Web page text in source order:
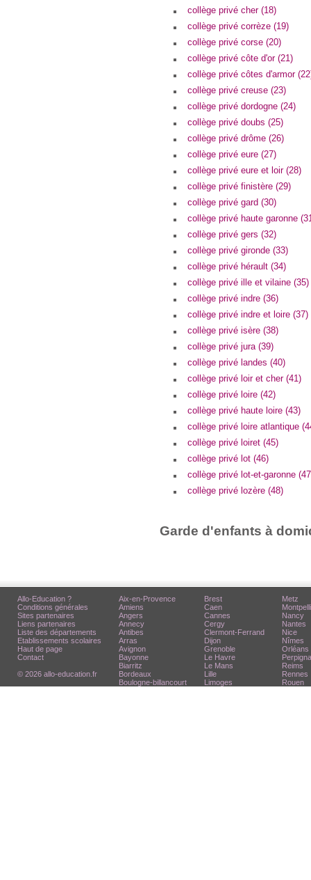
collège privé cher (18)
collège privé corrèze (19)
collège privé corse (20)
collège privé côte d'or (21)
collège privé côtes d'armor
collège privé creuse (23)
collège privé dordogne (24)
collège privé doubs (25)
collège privé drôme (26)
collège privé eure (27)
collège privé eure et loir (28)
collège privé finistère (29)
collège privé gard (30)
collège privé haute garonne
collège privé gers (32)
collège privé gironde (33)
collège privé hérault (34)
collège privé ille et vilaine (35)
collège privé indre (36)
collège privé indre et loire (37)
collège privé isère (38)
collège privé jura (39)
collège privé landes (40)
collège privé loir et cher (41)
collège privé loire (42)
collège privé haute loire (43)
collège privé loire atlantique
collège privé loiret (45)
collège privé lot (46)
collège privé lot-et-garonne
collège privé lozère (48)
Garde d'enfants à
Allo-Education ?
Conditions générales
Sites partenaires
Liens partenaires
Liste des départements
Etablissements scolaires
Haut de page
Contact
© 2026 allo-education.fr
Aix-en-Provence
Amiens
Angers
Annecy
Antibes
Arras
Avignon
Bayonne
Biarritz
Bordeaux
Boulogne-billancourt
Brest
Caen
Cannes
Cergy
Clermont-Ferrand
Dijon
Grenoble
Le Havre
Le Mans
Lille
Limoges
Metz
Nancy
Nantes
Nice
Nîmes
Orléans
Reims
Rennes
Rouen